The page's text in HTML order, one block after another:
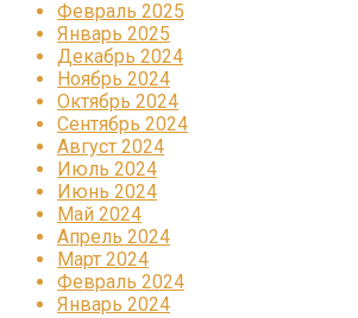
Февраль 2025
Январь 2025
Декабрь 2024
Ноябрь 2024
Октябрь 2024
Сентябрь 2024
Август 2024
Июль 2024
Июнь 2024
Май 2024
Апрель 2024
Март 2024
Февраль 2024
Январь 2024